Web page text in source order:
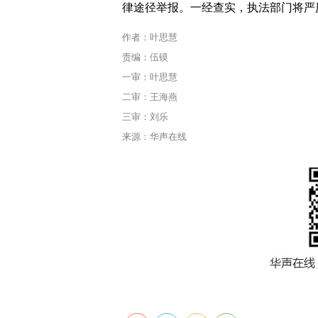
律途径举报。一经查实，执法部门将严
作者：叶思慧
责编：伍镆
一审：叶思慧
二审：王海燕
三审：刘乐
来源：华声在线